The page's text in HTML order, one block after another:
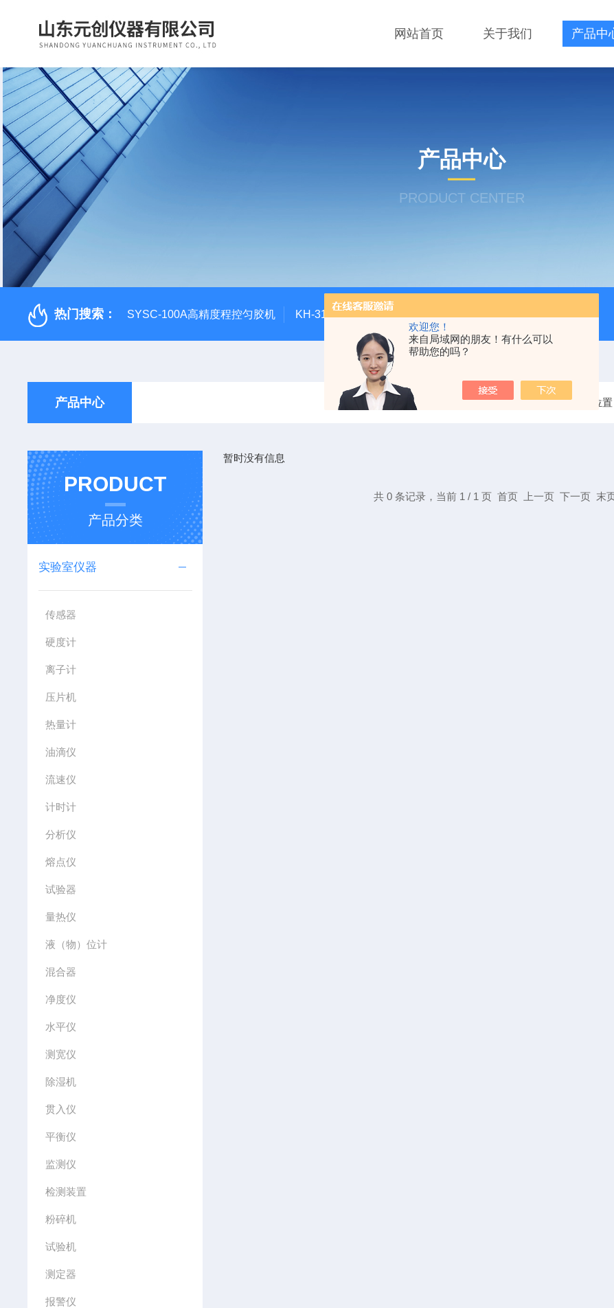
欢迎您！
来自局域网的朋友！有什么可以
帮助您的吗？
网站首页 关于我们 产品中
产品中心
PRODUCT CENTER
热门搜索： SYSC-100A高精度程控匀胶机 KH-3100新型全能型薄层色谱扫描仪
产品中心 当前位置
PRODUCT
产品分类
实验室仪器
传感器
硬度计
离子计
压片机
热量计
油滴仪
流速仪
计时计
分析仪
熔点仪
试验器
量热仪
液（物）位计
混合器
净度仪
水平仪
测宽仪
除湿机
贯入仪
平衡仪
监测仪
检测装置
粉碎机
试验机
测定器
报警仪
暂时没有信息
共 0 条记录，当前 1 / 1 页 首页 上一页 下一页 末